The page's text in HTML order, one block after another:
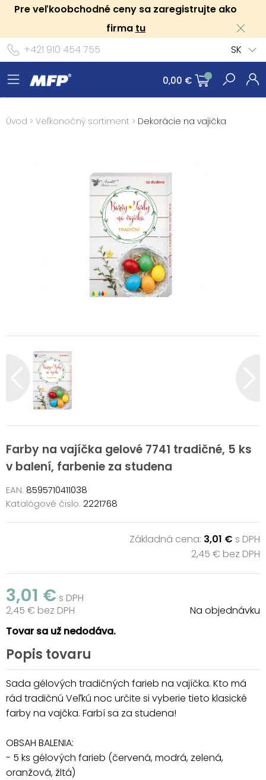
Pre veľkoobchodné ceny sa zaregistrujte ako
firma tu
+421 910 454 755
SK
0,00 €
Úvod > Veľkonočný sortiment > Dekorácie na vajíčka
Farby na vajíčka gelové 7741 tradičné, 5 ks
v balení, farbenie za studena
EAN: 8595710411038
Katalógové čislo: 2221768
Základná cena: 3,01 € s DPH
2,45 € bez DPH
3,01 € s DPH
2,45 € bez DPH
Na objednávku
Tovar sa už nedodáva.
Popis tovaru
Sada gélových tradičných farieb na vajíčka. Kto má
rád tradičnú Veľkú noc určite si vyberie tieto klasické
farby na vajčka. Farbí sa za studena!
OBSAH BALENIA:
- 5 ks gélových farieb (červená, modrá, zelená,
oranžová, žltá)